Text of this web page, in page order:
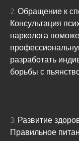
2. Обращение к
Консультация
нарколога
разработать
борьбы с
3. Развитие
Правильное